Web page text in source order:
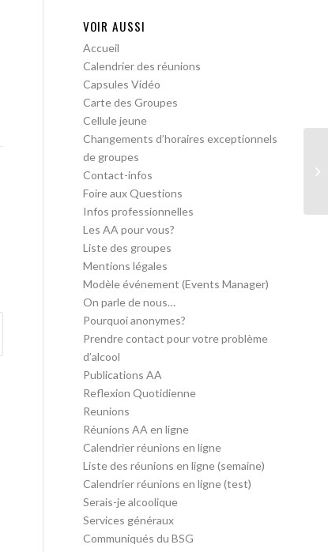
VOIR AUSSI
Accueil
Calendrier des réunions
Capsules Vidéo
Carte des Groupes
Cellule jeune
Changements d’horaires exceptionnels
de groupes
Contact-infos
Foire aux Questions
Infos professionnelles
Les AA pour vous?
Liste des groupes
Mentions légales
Modèle événement (Events Manager)
On parle de nous…
Pourquoi anonymes?
Prendre contact pour votre problème
d’alcool
Publications AA
Reflexion Quotidienne
Reunions
Réunions AA en ligne
Calendrier réunions en ligne
Liste des réunions en ligne (semaine)
Calendrier réunions en ligne (test)
Serais-je alcoolique
Services généraux
Communiqués du BSG